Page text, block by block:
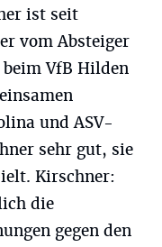
ist seit
vom Absteiger
beim VfB Hilden
und ASV-
sehr gut, sie
Kirschner:
die
gegen den